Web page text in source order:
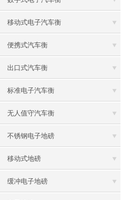
移动式电子汽车衡
便携式汽车衡
出口式汽车衡
标准电子汽车衡
无人值守汽车衡
不锈钢电子地磅
移动式地磅
缓冲电子地磅